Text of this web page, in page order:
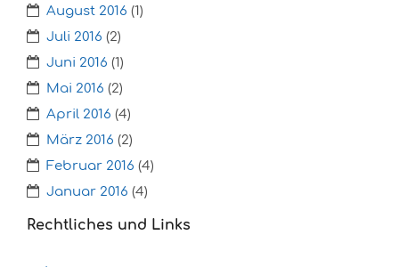
August 2016 (1)
Juli 2016 (2)
Juni 2016 (1)
Mai 2016 (2)
April 2016 (4)
März 2016 (2)
Februar 2016 (4)
Januar 2016 (4)
Rechtliches und Links